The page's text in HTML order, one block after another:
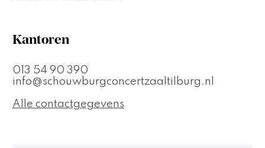
Kantoren
013 54 90 390
info@schouwburgconcertzaaltilburg.nl
Alle contactgegevens